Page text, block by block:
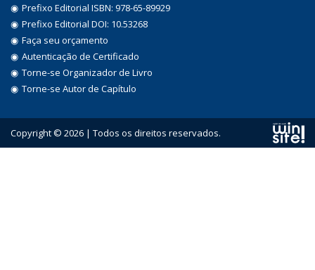
Prefixo Editorial ISBN: 978-65-89929
Prefixo Editorial DOI: 10.53268
Faça seu orçamento
Autenticação de Certificado
Torne-se Organizador de Livro
Torne-se Autor de Capítulo
Copyright © 2026 | Todos os direitos reservados.